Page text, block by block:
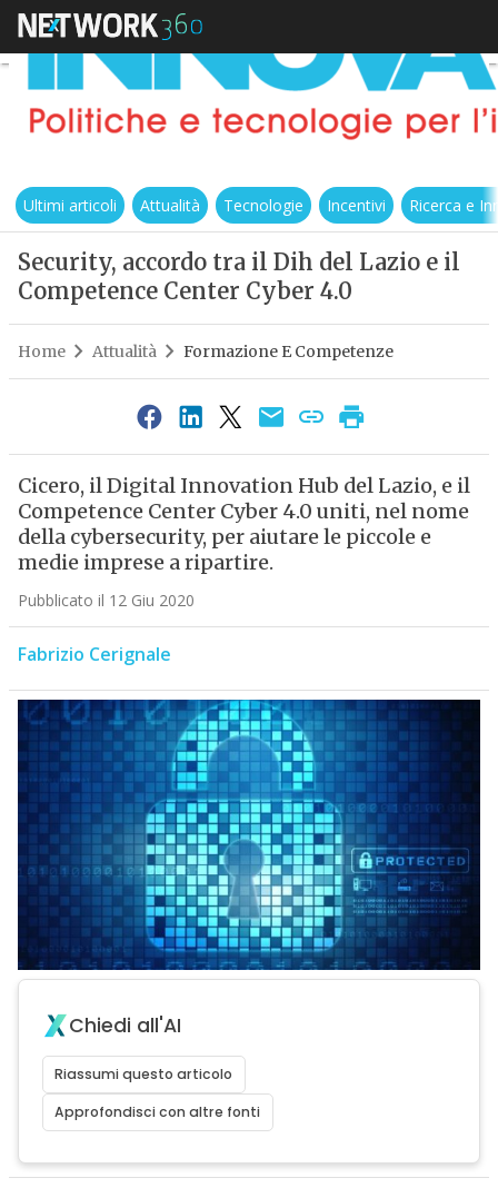
Ultimi articoli Attualità Tecnologie Incentivi Ricerca e
Security, accordo tra il Dih del Lazio e il
Competence Center Cyber 4.0
Home Attualità Formazione E Competenze
Cicero, il Digital Innovation Hub del Lazio, e il
Competence Center Cyber 4.0 uniti, nel nome
della cybersecurity, per aiutare le piccole e
medie imprese a ripartire.
Pubblicato il 12 Giu 2020
Fabrizio Cerignale
Chiedi all'AI
Riassumi questo articolo
Approfondisci con altre fonti